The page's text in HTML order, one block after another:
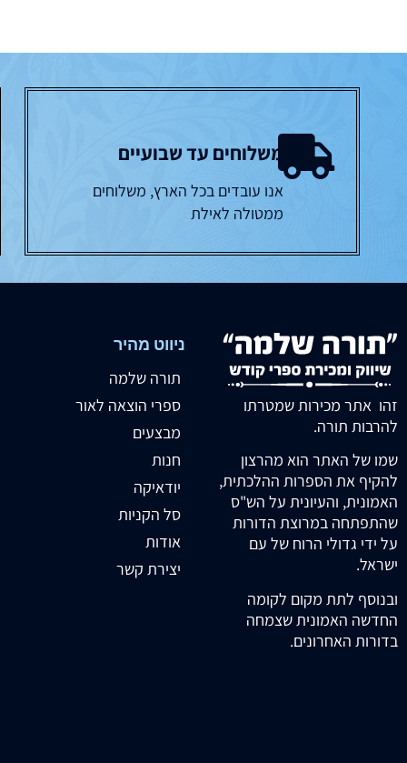
משלוחים עד שבועיים
אנו עובדים בכל הארץ, משלוחים
ממטולה לאילת
זהו אתר מכירות שמטרתו
להרבות תורה.
שמו של האתר הוא מהרצון
להקיף את הספרות ההלכתית,
האמונית, והעיונית על הש"ס
שהתפתחה במרוצת הדורות
על ידי גדולי הרוח של עם
ישראל.
ובנוסף לתת מקום לקומה
החדשה האמונית שצמחה
בדורות האחרונים.
ניווט מהיר
תורה שלמה
ספרי הוצאה לאור
מבצעים
חנות
יודאיקה
סל הקניות
אודות
יצירת קשר